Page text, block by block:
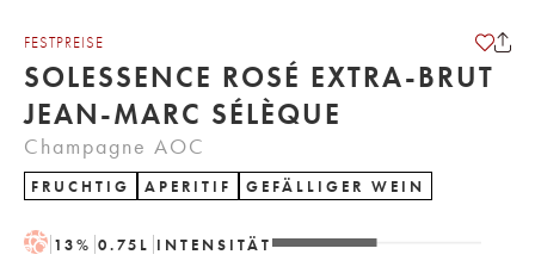
FESTPREISE
SOLESSENCE ROSÉ EXTRA-BRUT
JEAN-MARC SÉLÈQUE
Champagne AOC
FRUCHTIG APERITIF GEFÄLLIGER WEIN
H 13% 0.75 L INTENSITÄT